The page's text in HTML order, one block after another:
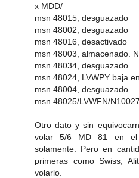
x MDD/
msn 48015, desguazado
msn 48002, desguazado
msn 48016, desactivado
msn 48003, almacenado.
msn 48034, desguazado.
msn 48024, LVWPY baja
msn 48004, desguazado
msn 48025/LVWFN/
Otro dato y sin
volar 5/6 MD 81 en el
solamente. Pero en
primeras como Swiss,
volarlo.